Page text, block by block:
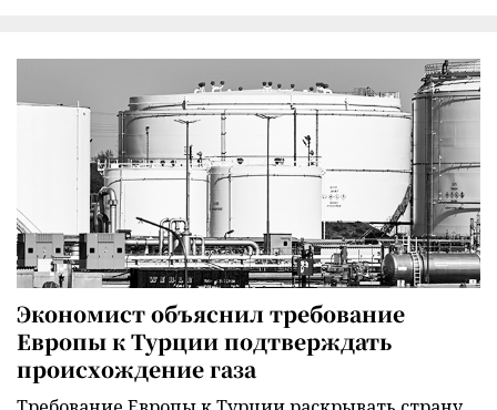
Экономист объяснил требование
Европы к Турции подтверждать
происхождение газа